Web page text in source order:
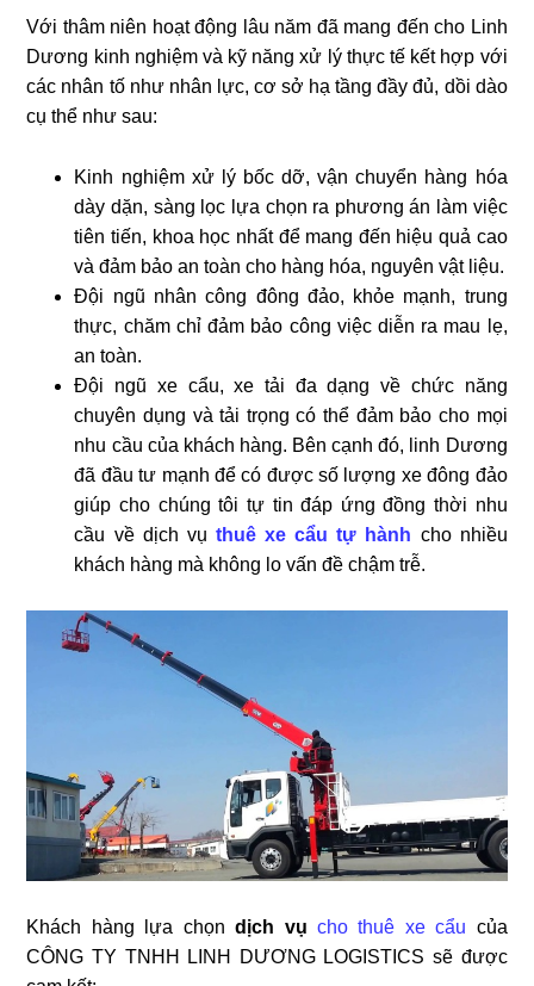
Với thâm niên hoạt động lâu năm đã mang đến cho Linh
Dương kinh nghiệm và kỹ năng xử lý thực tế kết hợp với
các nhân tố như nhân lực, cơ sở hạ tầng đầy đủ, dồi dào
cụ thể như sau:
Kinh nghiệm xử lý bốc dỡ, vận chuyển hàng hóa
dày dặn, sàng lọc lựa chọn ra phương án làm việc
tiên tiến, khoa học nhất để mang đến hiệu quả cao
và đảm bảo an toàn cho hàng hóa, nguyên vật liệu.
Đội ngũ nhân công đông đảo, khỏe mạnh, trung
thực, chăm chỉ đảm bảo công việc diễn ra mau lẹ,
an toàn.
Đội ngũ xe cẩu, xe tải đa dạng về chức năng
chuyên dụng và tải trọng có thể đảm bảo cho mọi
nhu cầu của khách hàng. Bên cạnh đó, linh Dương
đã đầu tư mạnh để có được số lượng xe đông đảo
giúp cho chúng tôi tự tin đáp ứng đồng thời nhu
cầu về dịch vụ thuê xe cẩu tự hành cho nhiều
khách hàng mà không lo vấn đề chậm trễ.
Khách hàng lựa chọndịch vụ cho thuê xe cẩu của
CÔNG TY TNHH LINH DƯƠNG LOGISTICS sẽ được